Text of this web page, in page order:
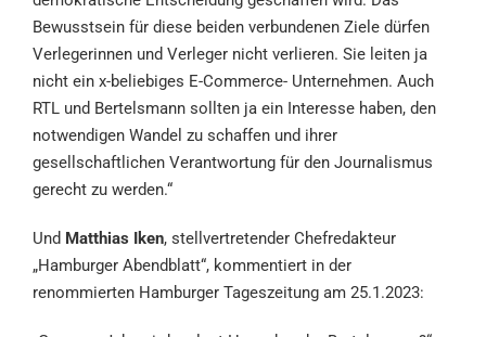
Bewusstsein für diese beiden verbundenen Ziele dürfen
Verlegerinnen und Verleger nicht verlieren. Sie leiten ja
nicht ein x-beliebiges E-Commerce- Unternehmen. Auch
RTL und Bertelsmann sollten ja ein Interesse haben, den
notwendigen Wandel zu schaffen und ihrer
gesellschaftlichen Verantwortung für den Journalismus
gerecht zu werden.“
Und Matthias Iken, stellvertretender Chefredakteur
„Hamburger Abendblatt“, kommentiert in der
renommierten Hamburger Tageszeitung am 25.1.2023: